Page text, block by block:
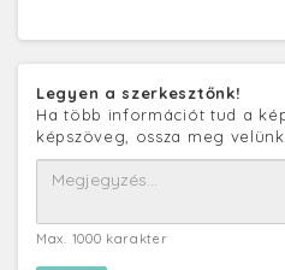
Legyen a szerkesztőnk!
Ha több információt tud a
képszöveg, ossza meg
Max. 1000 karakter